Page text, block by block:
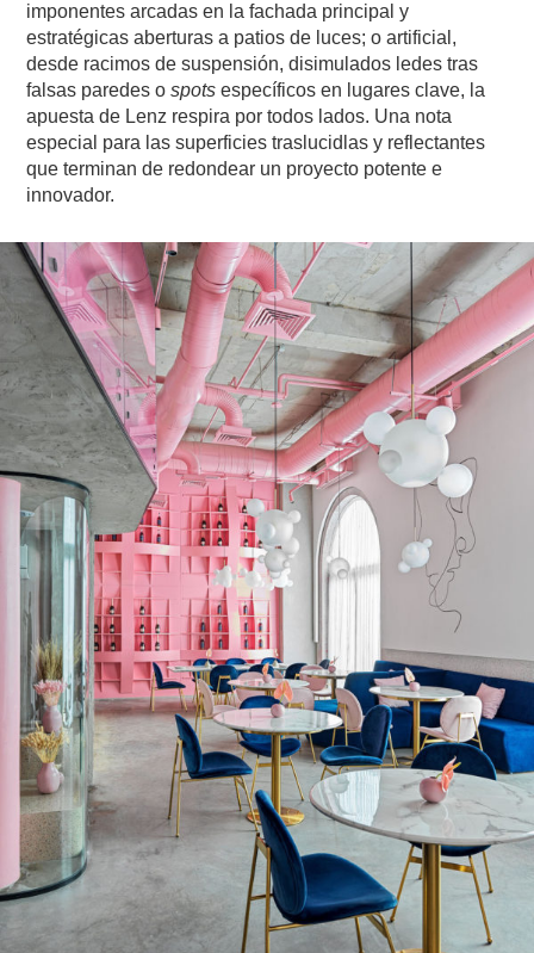
imponentes arcadas en la fachada principal y
estratégicas aberturas a patios de luces; o artificial,
desde racimos de suspensión, disimulados ledes tras
falsas paredes ospots específicos en lugares clave, la
apuesta de Lenz respira por todos lados. Una nota
especial para las superficies traslucidlas y reflectantes
que terminan de redondear un proyecto potente e
innovador.